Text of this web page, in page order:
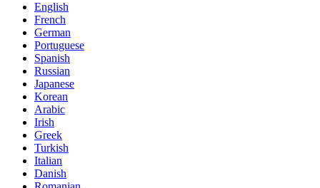
English
French
German
Portuguese
Spanish
Russian
Japanese
Korean
Arabic
Irish
Greek
Turkish
Italian
Danish